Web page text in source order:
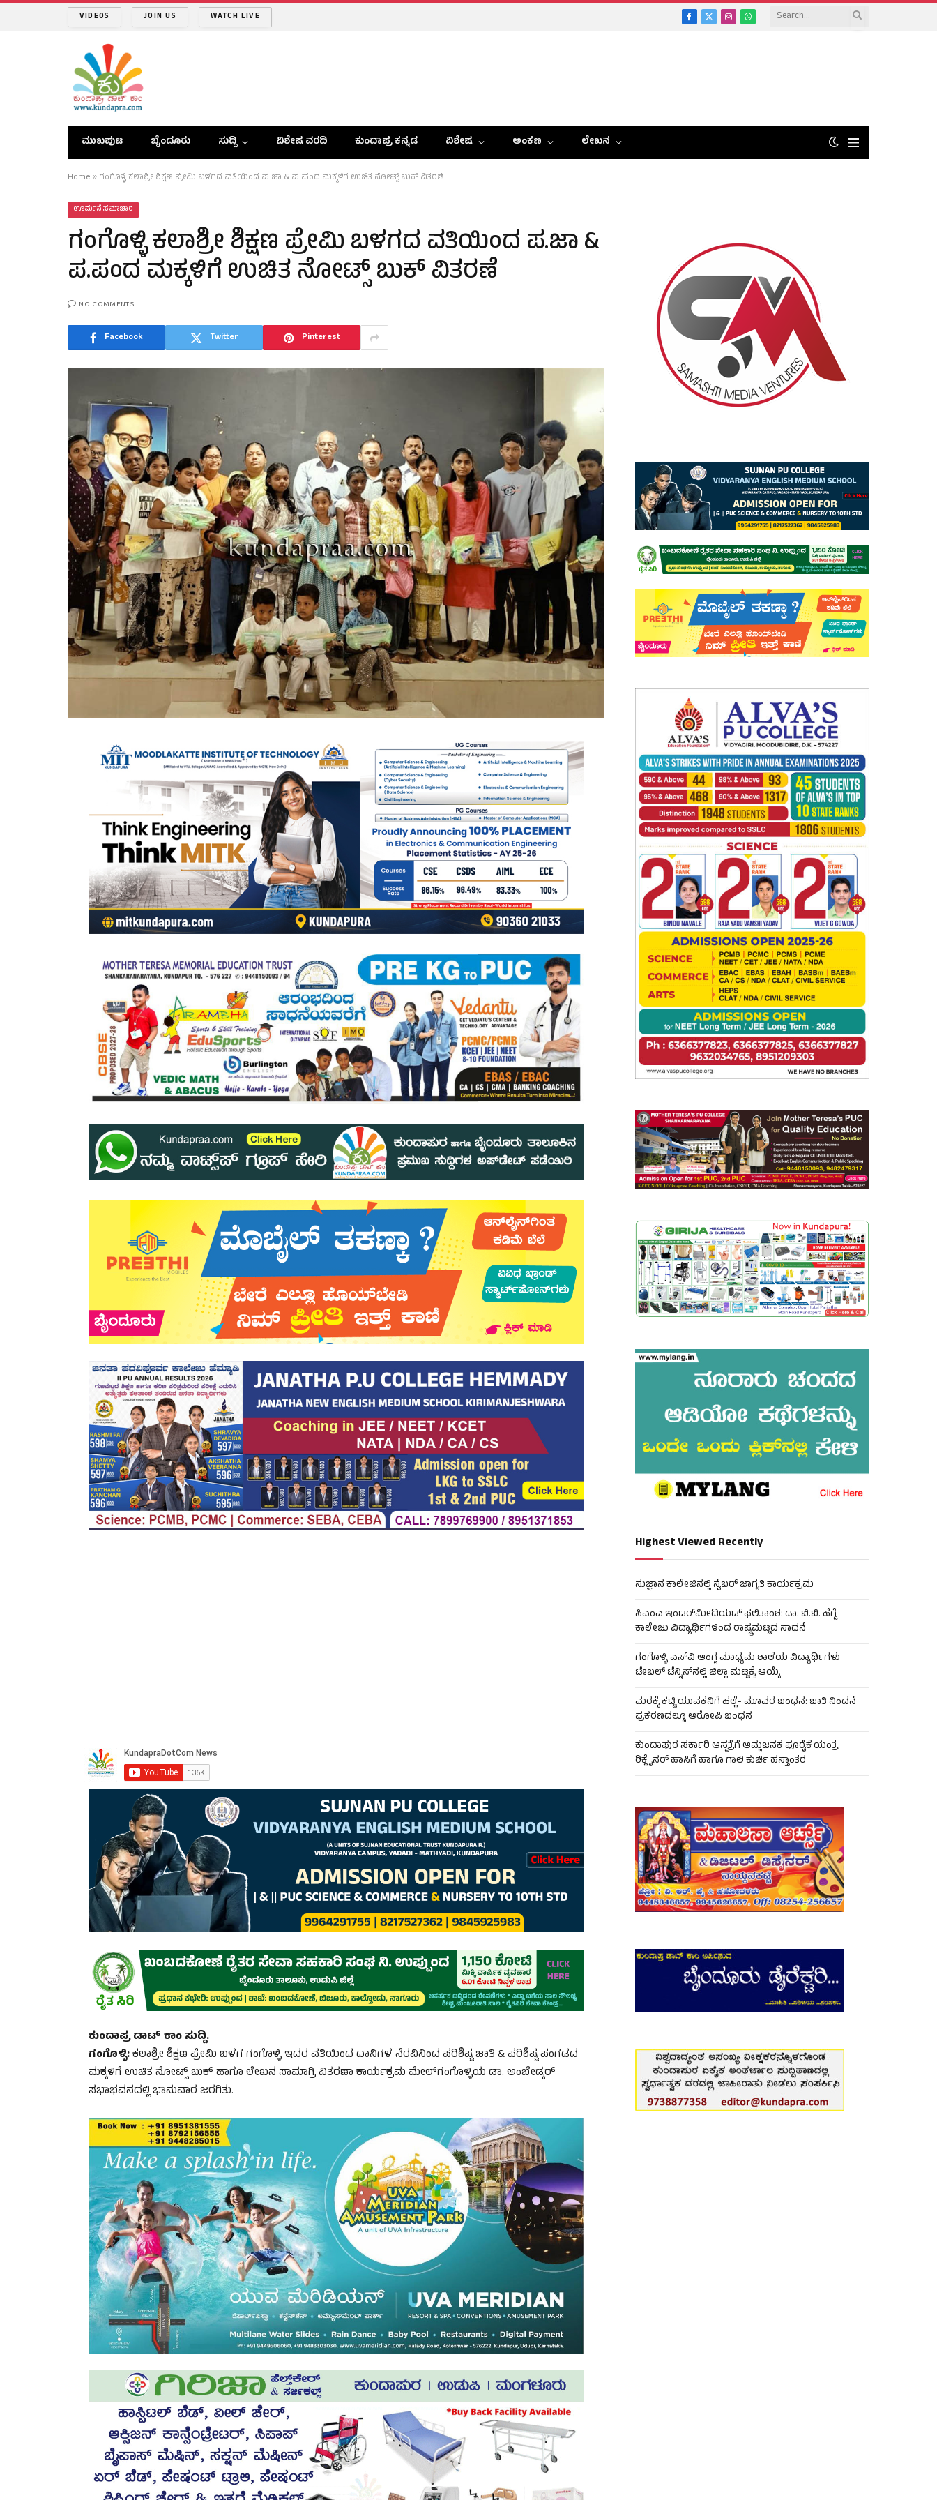
VIDEOS JOIN US WATCH LIVE Facebook
X
InstagramWhatsApp
ಮುಖಪುಟ ಬೈಂದೂರು ಸುದ್ದಿ ವಿಶೇಷ ವರದಿ ಕುಂದಾಪ್ರ ಕನ್ನಡ ವಿಶೇಷ ಅಂಕಣ ಲೇಖನ
Home » ಗಂಗೊಳ್ಳಿ ಕಲಾಶ್ರೀ ಶಿಕ್ಷಣ ಪ್ರೇಮಿ ಬಳಗದ ವತಿಯಿಂದ ಪ.ಜಾ & ಪ.ಪಂದ ಮಕ್ಕಳಿಗೆ ಉಚಿತ ನೋಟ್ಸ್ ಬುಕ್‌ ವಿತರಣೆ
ಊರ್ಮನೆ ಸಮಾಚಾರ
ಗಂಗೊಳ್ಳಿ ಕಲಾಶ್ರೀ ಶಿಕ್ಷಣ ಪ್ರೇಮಿ ಬಳಗದ ವತಿಯಿಂದ ಪ.ಜಾ &
ಪ.ಪಂದ ಮಕ್ಕಳಿಗೆ ಉಚಿತ ನೋಟ್ಸ್ ಬುಕ್‌ ವಿತರಣೆ
NO COMMENTS
Facebook Twitter Pinterest
ಕುಂದಾಪ್ರ ಡಾಟ್‌ ಕಾಂ ಸುದ್ದಿ.
ಗಂಗೊಳ್ಳಿ:ಕಲಾಶ್ರೀ ಶಿಕ್ಷಣ ಪ್ರೇಮಿ ಬಳಗ ಗಂಗೊಳ್ಳಿ ಇದರ ವತಿಯಿಂದ ದಾನಿಗಳ ನೆರವಿನಿಂದ ಪರಿಶಿಷ್ಟ ಜಾತಿ & ಪರಿಶಿಷ್ಟ ಪಂಗಡದ
ಮಕ್ಕಳಿಗೆ ಉಚಿತ ನೋಟ್ಸ್ ಬುಕ್ ಹಾಗೂ ಲೇಖನ ಸಾಮಾಗ್ರಿ ವಿತರಣಾ ಕಾರ್ಯಕ್ರಮ ಮೇಲ್‌ಗಂಗೊಳ್ಳಿಯ ಡಾ. ಅಂಬೇಡ್ಕರ್
ಸಭಾಭವನದಲ್ಲಿ ಭಾನುವಾರ ಜರಗಿತು.
Highest Viewed Recently
ಸುಜ್ಞಾನ ಕಾಲೇಜಿನಲ್ಲಿ ಸೈಬರ್ ಜಾಗೃತಿ ಕಾರ್ಯಕ್ರಮ
ಸಿಎಂಎ ಇಂಟರ್‌ಮೀಡಿಯಟ್ ಫಲಿತಾಂಶ: ಡಾ. ಬಿ.ಬಿ. ಹೆಗ್ಡೆ
ಕಾಲೇಜು ವಿದ್ಯಾರ್ಥಿಗಳಿಂದ ರಾಷ್ಟ್ರಮಟ್ಟದ ಸಾಧನೆ
ಗಂಗೊಳ್ಳಿ ಎಸ್‌ವಿ ಆಂಗ್ಲ ಮಾಧ್ಯಮ ಶಾಲೆಯ ವಿದ್ಯಾರ್ಥಿಗಳು
ಟೇಬಲ್‌ ಟೆನ್ನಿಸ್‌ನಲ್ಲಿ ಜಿಲ್ಲಾ ಮಟ್ಟಕ್ಕೆ ಆಯ್ಕೆ
ಮರಕ್ಕೆ ಕಟ್ಟಿ ಯುವಕನಿಗೆ ಹಲ್ಲೆ- ಮೂವರ ಬಂಧನ: ಜಾತಿ ನಿಂದನೆ
ಪ್ರಕರಣದಲ್ಲೂ ಆರೋಪಿ ಬಂಧನ
ಕುಂದಾಪುರ ಸರ್ಕಾರಿ ಆಸ್ಪತ್ರೆಗೆ ಆಮ್ಲಜನಕ ಪೂರೈಕೆ ಯಂತ್ರ,
ರಿಕ್ಲೈನರ್ ಹಾಸಿಗೆ ಹಾಗೂ ಗಾಲಿ ಕುರ್ಚಿ ಹಸ್ತಾಂತರ